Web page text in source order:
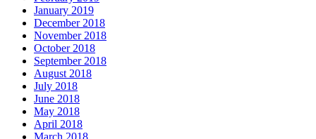
January 2019
December 2018
November 2018
October 2018
September 2018
August 2018
July 2018
June 2018
May 2018
April 2018
March 2018